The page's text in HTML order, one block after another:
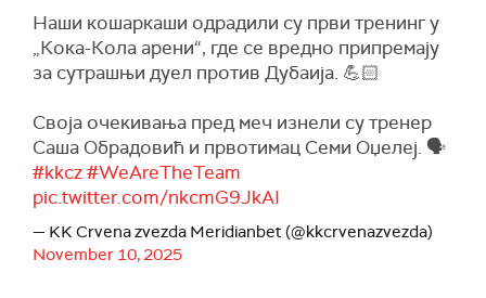
Наши кошаркаши одрадили су први тренинг у
„Кока-Кола арени“, где се вредно припремају
за сутрашњи дуел против Дубаија. 💪🏻
Своја очекивања пред меч изнели су тренер
Саша Обрадовић и првотимац Семи Оџелеј. 🗣️
#kkcz#WeAreTheTeam
pic.twitter.com/nkcmG9JkAI
— KK Crvena zvezda Meridianbet (@kkcrvenazvezda)
November 10, 2025